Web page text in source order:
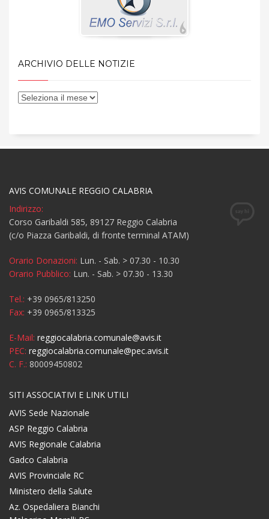
ARCHIVIO DELLE NOTIZIE
AVIS COMUNALE REGGIO CALABRIA
Indirizzo:
Corso Garibaldi 585, 89127 Reggio Calabria
(c/o Piazza Garibaldi, di fronte terminal ATAM)
Orario Donazioni: Lun. - Sab. > 07.30 - 10.30
Orario Pubblico: Lun. - Sab. > 07.30 - 13.30
Tel.: +39 0965/813250
Fax: +39 0965/813325
E-Mail: reggiocalabria.comunale@avis.it
PEC: reggiocalabria.comunale@pec.avis.it
C. F.: 80009450802
SITI ASSOCIATIVI E LINK UTILI
AVIS Sede Nazionale
ASP Reggio Calabria
AVIS Regionale Calabria
Gadco Calabria
AVIS Provinciale RC
Ministero della Salute
Az. Ospedaliera Bianchi